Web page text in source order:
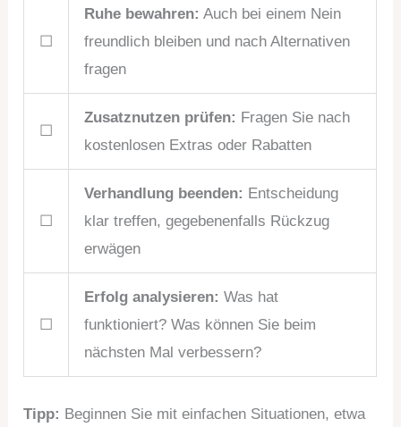
☐
Ruhe bewahren: Auch bei einem Nein
freundlich bleiben und nach Alternativen
fragen
☐
Zusatznutzen prüfen: Fragen Sie nach
kostenlosen Extras oder Rabatten
☐
Verhandlung beenden: Entscheidung
klar treffen, gegebenenfalls Rückzug
erwägen
☐
Erfolg analysieren: Was hat
funktioniert? Was können Sie beim
nächsten Mal verbessern?
Tipp: Beginnen Sie mit einfachen Situationen, etwa